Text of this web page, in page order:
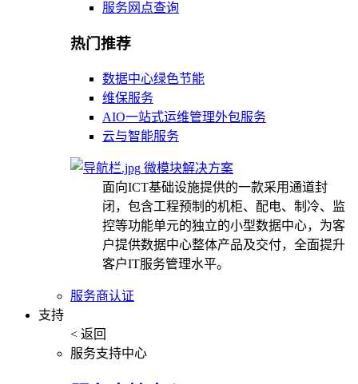
服务网点查询
热门推荐
数据中心绿色节能
维保服务
AIO一站式运维管理外包服务
云与智能服务
微模块解决方案
面向ICT基础设施提供的一款采用通道封
闭，包含工程预制的机柜、配电、制冷、监
控等功能单元的独立的小型数据中心，为客
户提供数据中心整体产品及交付，全面提升
客户IT服务管理水平。
服务商认证
支持
< 返回
服务支持中心